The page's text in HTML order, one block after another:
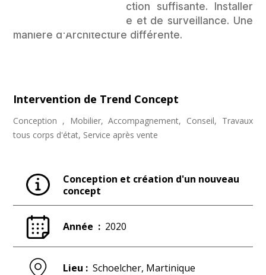
pour offrir une protection suffisante. Installer
des dispositifs d’alarme et de surveillance. Une
manière d'Architecture différente.
Intervention de Trend Concept
Conception , Mobilier, Accompagnement, Conseil, Travaux
tous corps d'état, Service après vente
Conception et création d'un nouveau
concept
Année : 2020
Lieu : Schoelcher, Martinique